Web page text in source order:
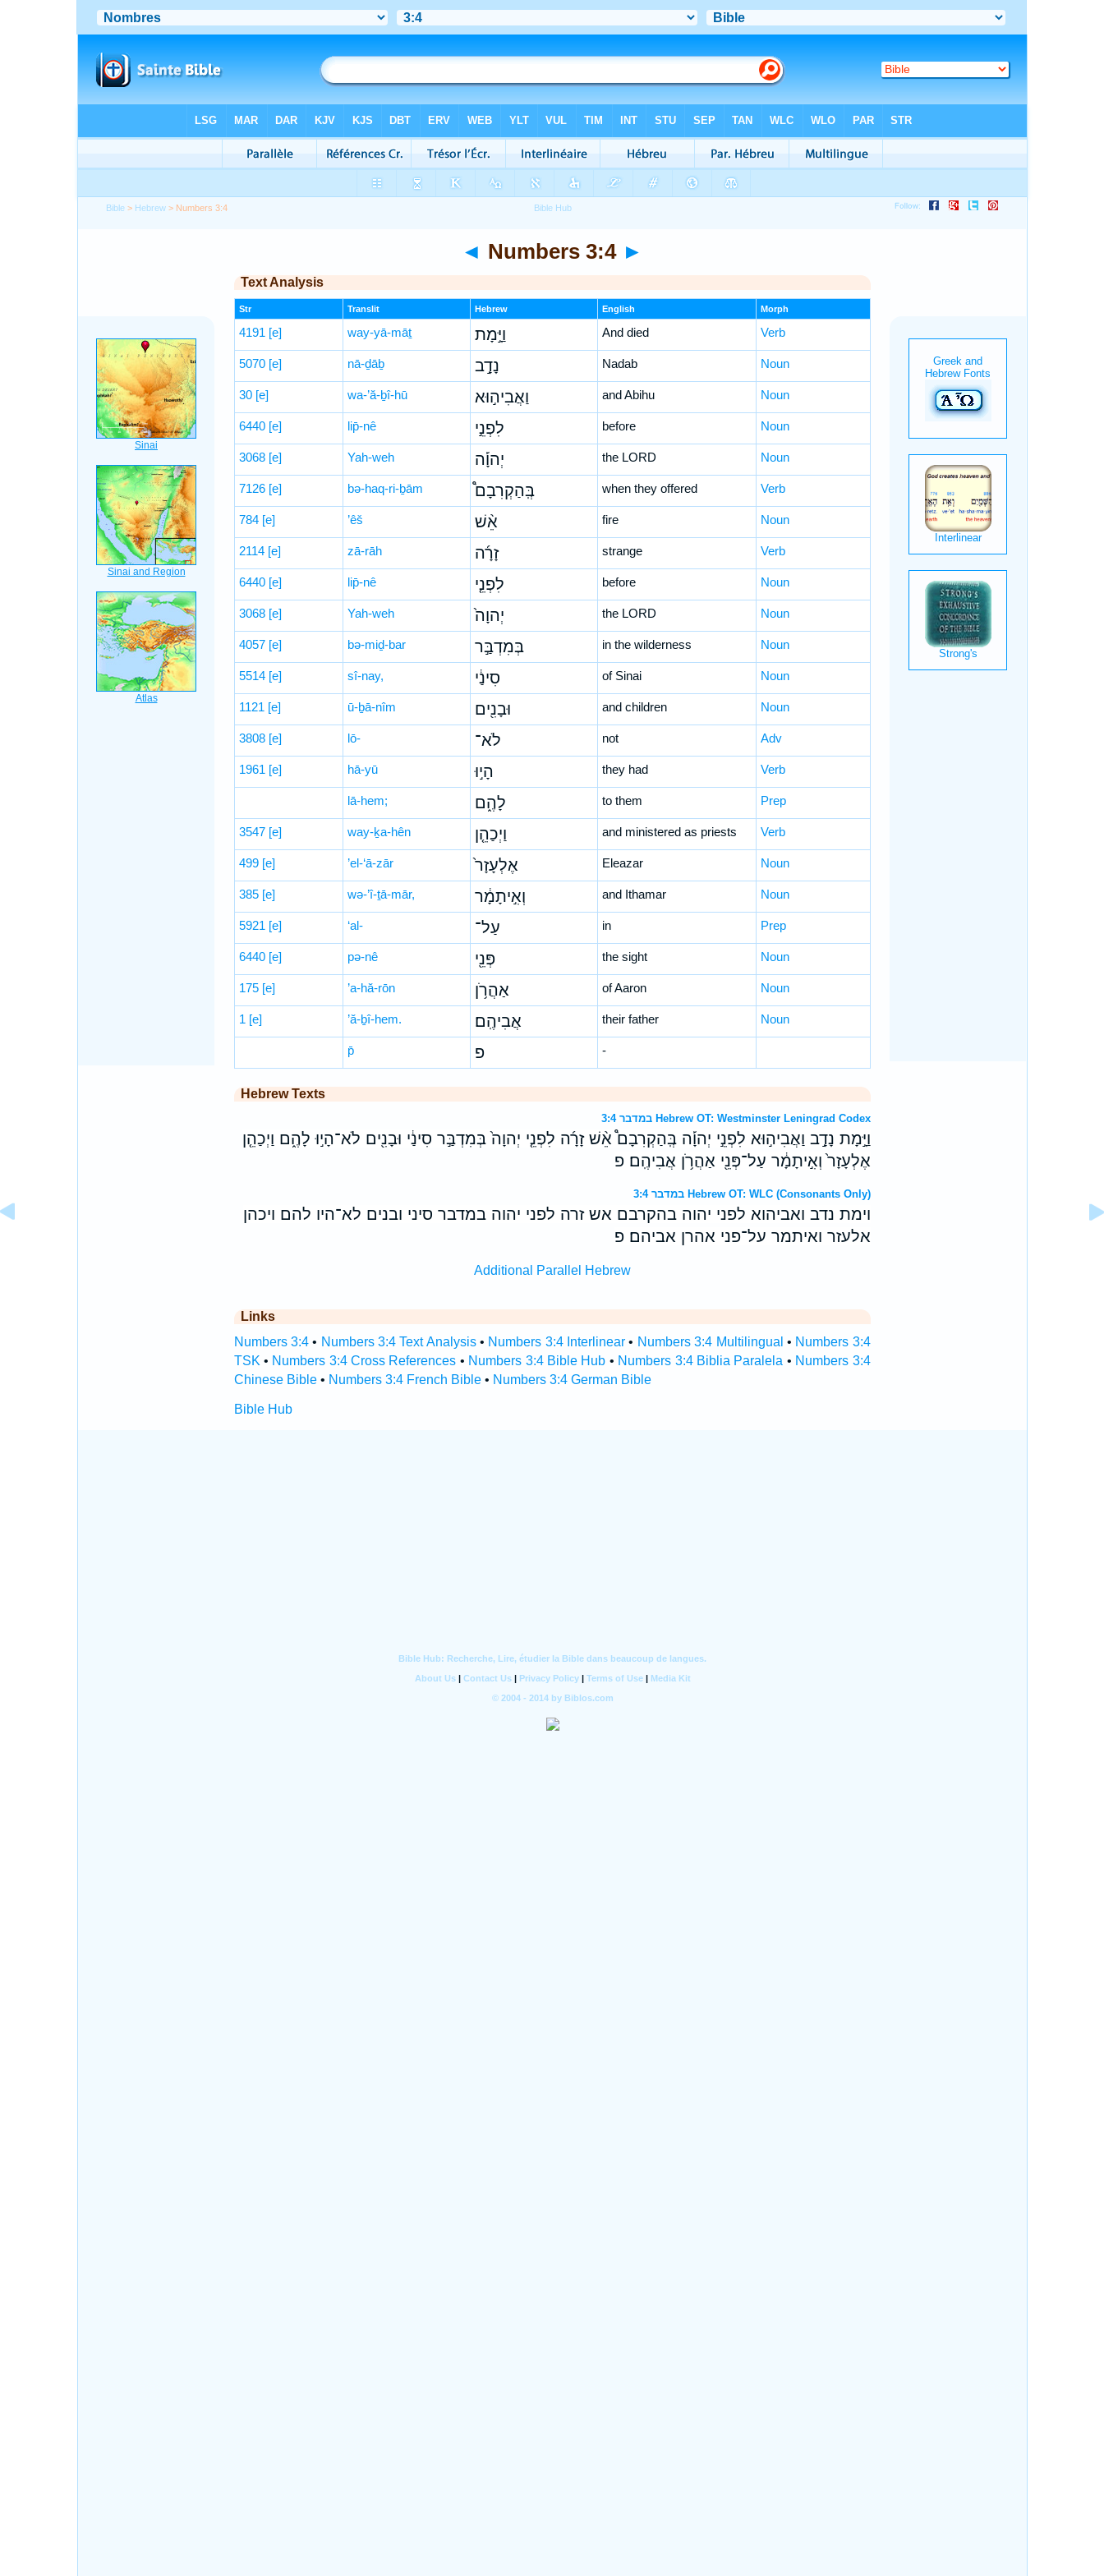
Bible > Hebrew > Numbers 3:4
◄ Numbers 3:4 ►
Text Analysis
Str Translit Hebrew English Morph
4191 [e] way-yā-māṯ וַיָּ֣מָת And died Verb
5070 [e] nā-ḏāḇ נָדָ֣ב Nadab Noun
30 [e] wa-’ă-ḇî-hū וַאֲבִיה֣וּא and Abihu Noun
6440 [e] lip̄-nê לִפְנֵ֣י before Noun
3068 [e] Yah-weh יְהוָ֡ה the LORD Noun
7126 [e] bə-haq-ri-ḇām בְּֽהַקְרִבָם֩ when they offered Verb
784 [e] ’êš אֵ֨שׁ fire Noun
2114 [e] zā-rāh זָרָ֜ה strange Verb
6440 [e] lip̄-nê לִפְנֵ֤י before Noun
3068 [e] Yah-weh יְהוָה֙ the LORD Noun
4057 [e] bə-miḏ-bar בְּמִדְבַּ֣ר in the wilderness Noun
5514 [e] sî-nay, סִינַ֔י of Sinai Noun
1121 [e] ū-ḇā-nîm וּבָנִ֖ים and children Noun
3808 [e] lō- לֹא־ not Adv
1961 [e] hā-yū הָי֣וּ they had Verb
lā-hem; לָהֶ֑ם to them Prep
3547 [e] way-ḵa-hên וַיְכַהֵ֤ן and ministered as priests Verb
499 [e] ’el-‘ā-zār אֶלְעָזָר֙ Eleazar Noun
385 [e] wə-’î-ṯā-mār, וְאִ֣יתָמָ֔ר and Ithamar Noun
5921 [e] ‘al- עַל־ in Prep
6440 [e] pə-nê פְּנֵ֖י the sight Noun
175 [e] ’a-hă-rōn אַהֲרֹ֥ן of Aaron Noun
1 [e] ’ă-ḇî-hem. אֲבִיהֶֽם׃ their father Noun
p̄ פ -
Hebrew Texts
במדבר 3:4 Hebrew OT: Westminster Leningrad Codex
וַיָּ֣מָת נָדָ֣ב וַאֲבִיה֣וּא לִפְנֵ֣י יְהוָ֡ה בְּֽהַקְרִבָם֩ אֵ֨שׁ זָרָ֜ה לִפְנֵ֤י יְהוָה֙ בְּמִדְבַּ֣ר סִינַ֔י וּבָנִ֖ים לֹא־הָי֣וּ לָהֶ֑ם וַיְכַהֵ֤ן
אֶלְעָזָר֙ וְאִ֣יתָמָ֔ר עַל־פְּנֵ֖י אַהֲרֹ֥ן אֲבִיהֶֽם׃ פ
במדבר 3:4 Hebrew OT: WLC (Consonants Only)
וימת נדב ואביהוא לפני יהוה בהקרבם אש זרה לפני יהוה במדבר סיני ובנים לא־היו להם ויכהן
אלעזר ואיתמר על־פני אהרן אביהם׃ פ
Additional Parallel Hebrew
Links
Numbers 3:4• Numbers 3:4 Text Analysis• Numbers 3:4 Interlinear • Numbers 3:4 Multilingual • Numbers 3:4
TSK • Numbers 3:4 Cross References • Numbers 3:4 Bible Hub • Numbers 3:4 Biblia Paralela • Numbers 3:4
Chinese Bible• Numbers 3:4 French Bible• Numbers 3:4 German Bible
Bible Hub